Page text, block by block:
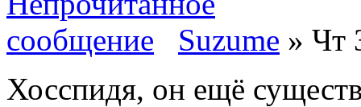
Suzume » Чт
Хосспидя, он ещё